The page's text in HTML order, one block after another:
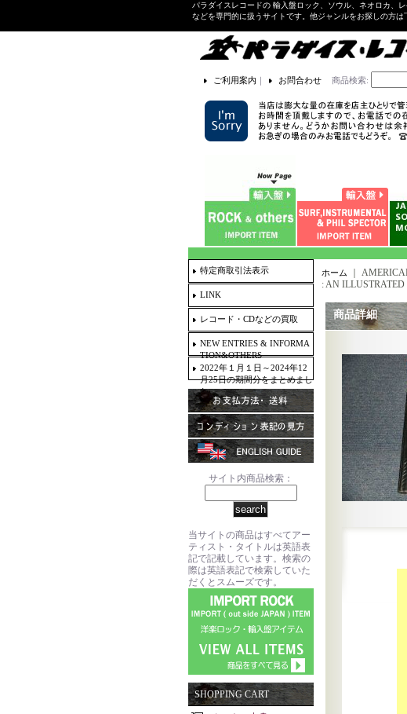
パラダイスレコードの 輸入盤ロック、ソウル、ネオロカ、
などを専門的に扱うサイトです。他ジャンルをお探しの方は
ご利用案内 ｜ お問合わせ 商品検索:
特定商取引法表示
LINK
レコード・CDなどの買取
NEW ENTRIES & INFORMA
TION&OTHERS
2022年１月１日～2024年12
月25日の期間分をまとめまし
た。
サイト内商品検索：
当サイトの商品はすべてアー
ティスト・タイトルは英語表
記で記載しています。検索の
際は英語表記で検索していた
だくとスムーズです。
SHOPPING CART
ホーム ｜
: AN
商品詳細